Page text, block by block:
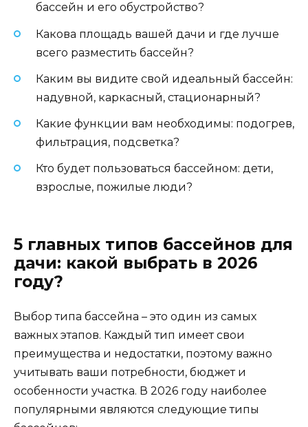
бассейн и его обустройство?
Какова площадь вашей дачи и где лучше
всего разместить бассейн?
Каким вы видите свой идеальный бассейн:
надувной, каркасный, стационарный?
Какие функции вам необходимы: подогрев,
фильтрация, подсветка?
Кто будет пользоваться бассейном: дети,
взрослые, пожилые люди?
5 главных типов бассейнов для
дачи: какой выбрать в 2026
году?
Выбор типа бассейна – это один из самых
важных этапов. Каждый тип имеет свои
преимущества и недостатки, поэтому важно
учитывать ваши потребности, бюджет и
особенности участка. В 2026 году наиболее
популярными являются следующие типы